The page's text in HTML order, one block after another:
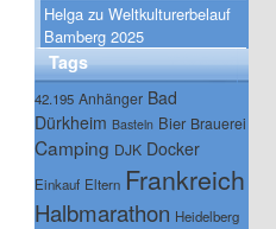
Helga zu Weltkulturerbelauf
Bamberg 2025
Tags
42.195 Anhänger Bad
Dürkheim Basteln Bier Brauerei
Camping DJK Docker
Einkauf Eltern Frankreich
Halbmarathon Heidelberg